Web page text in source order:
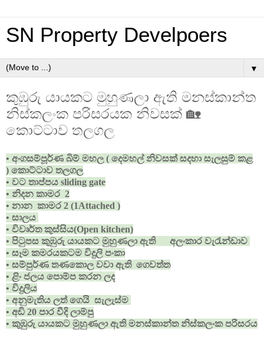
SN Property Develpoers
▼
කුඹුරු යායකට මුහුණලා ඇති මනස්කාන්ත
නිස්කලංක පරිසරයක නිවසක් 🏡
කොට්ටාව තලගල
• අංගසම්පූර්ණ බිම් මහල ( දෙමහල් නිවසක් සදහා සැලසුම් කළ
) කොට්ටාව තලගල
• වට තාප්පය sliding gate
• නිදන කාමර 2
• නාන කාමර 2 (1Attached )
• සාලය
• විවෘර්ත කුස්සිය(Open kitchen)
• පිටුපස කුඹුරු යායකට මුහුණලා ඇති අලංකාර වැරැන්ඩාව
• සෑම කමරයකටම විදුලි පංකා
• සම්පුර්ණ තණකොල වවා ඇති ගෙවත්ත
• ළිං ජලය පොම්ප කරන ලද
• විදුලිය
• අනුමැතිය ලත් ගෙයි සැලැස්ම
• අඩි 20 පාර වීදි ලාම්පු
• කුඹුරු යායකට මුහුණලා ඇති මනස්කාන්ත නිස්කලංක පරිසරය